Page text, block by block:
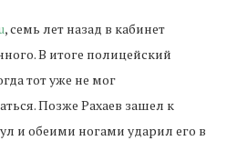
, семь лет назад в кабинет
В итоге полицейский
тот уже не мог
Позже Рахаев зашел к
и обеими ногами ударил его в